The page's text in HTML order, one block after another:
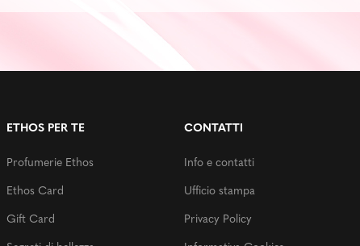
ETHOS PER TE
Profumerie Ethos
Ethos Card
Gift Card
CONTATTI
Info e contatti
Ufficio stampa
Privacy Policy